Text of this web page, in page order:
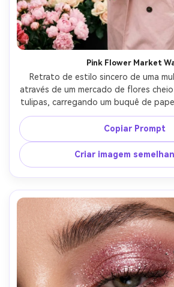
Pink Flower Market
Retrato de estilo sincero de uma
através de um mercado de flores
tulipas, carregando um buquê de
trenchcoat rosa claro, luz natural do
suaves, tirado em Fujifilm X100V
documentário, pele e cabelo
rosa suave, fotorealista-
Copiar Prompt
Criar imagem